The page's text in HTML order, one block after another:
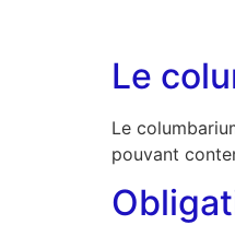
Le
Le
pouvant